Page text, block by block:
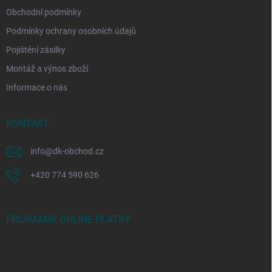
Obchodní podmínky
Podmínky ochrany osobních údajů
Pojištění zásilky
Montáž a výnos zboží
Informace o nás
KONTAKT
info@dk-obchod.cz
+420 774 590 626
PŘIJÍMÁME ONLINE PLATBY